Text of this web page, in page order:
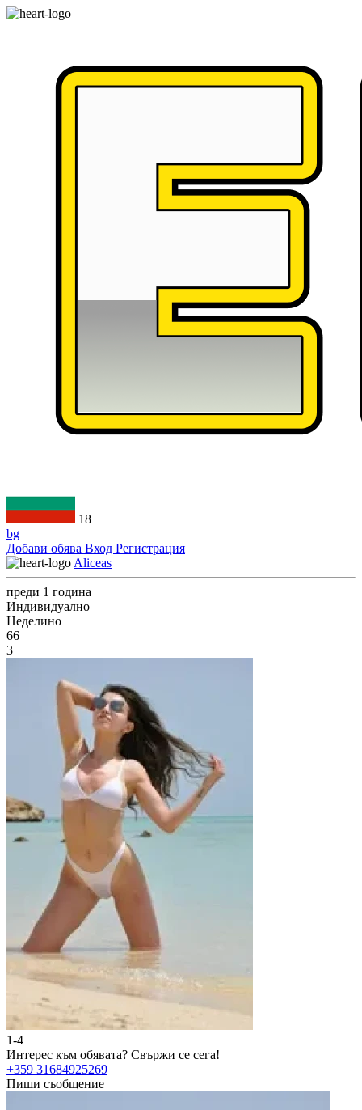
18+
bg
Добави обява Вход Регистрация
Aliceas
преди 1 година
Индивидуално
Неделино
66
3
1-4
Интерес към обявата? Свържи се сега!
+359 31684925269
Пиши съобщение